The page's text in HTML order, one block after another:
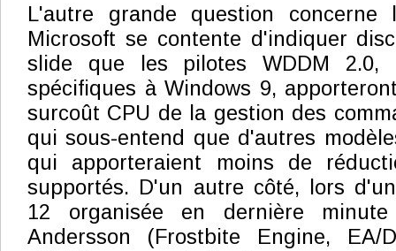
L'autre grande question concerne
Microsoft se contente d'indiquer
slide que les pilotes WDDM 2.0,
spécifiques à Windows 9,
surcoût CPU de la gestion des
qui sous-entend que d'autres
qui apporteraient moins de
supportés. D'un autre côté, lors
12 organisée en dernière
Andersson (Frostbite Engine, EA/